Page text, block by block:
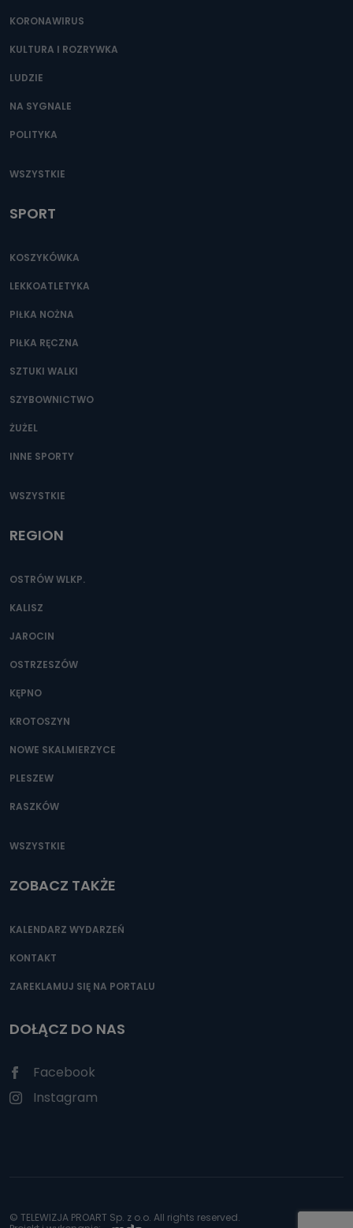
KORONAWIRUS
KULTURA I ROZRYWKA
LUDZIE
NA SYGNALE
POLITYKA
WSZYSTKIE
SPORT
KOSZYKÓWKA
LEKKOATLETYKA
PIŁKA NOŻNA
PIŁKA RĘCZNA
SZTUKI WALKI
SZYBOWNICTWO
ŻUŻEL
INNE SPORTY
WSZYSTKIE
REGION
OSTRÓW WLKP.
KALISZ
JAROCIN
OSTRZESZÓW
KĘPNO
KROTOSZYN
NOWE SKALMIERZYCE
PLESZEW
RASZKÓW
WSZYSTKIE
ZOBACZ TAKŻE
KALENDARZ WYDARZEŃ
KONTAKT
ZAREKLAMUJ SIĘ NA PORTALU
DOŁĄCZ DO NAS
Facebook
Instagram
© TELEWIZJA PROART Sp. z o.o. All rights reserved.